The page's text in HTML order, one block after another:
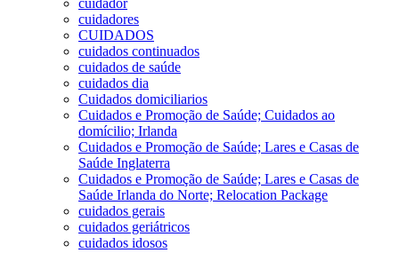
cuidadores
CUIDADOS
cuidados continuados
cuidados de saúde
cuidados dia
Cuidados domiciliarios
Cuidados e Promoção de Saúde; Cuidados ao
domícilio; Irlanda
Cuidados e Promoção de Saúde; Lares e Casas de
Saúde Inglaterra
Cuidados e Promoção de Saúde; Lares e Casas de
Saúde Irlanda do Norte; Relocation Package
cuidados gerais
cuidados geriátricos
cuidados idosos